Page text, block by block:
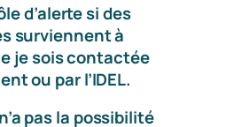
d’alerte si des
surviennent à
je sois contactée
ou par l’IDEL.
pas la possibilité